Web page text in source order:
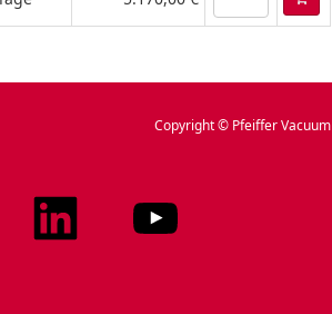
Copyright © Pfeiffer Vacuum